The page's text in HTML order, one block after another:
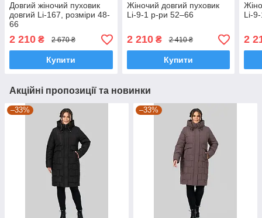
Довгий жіночий пуховик
довгий Li-167, розміри 48-
66
2 210 ₴ 2 670 ₴
Купити
Жіночий довгий пуховик
Li-9-1 р-ри 52–66
2 210₴ 2 410 ₴
Купити
Li-
2
Акційні пропозиції та новинки
–33% –33%